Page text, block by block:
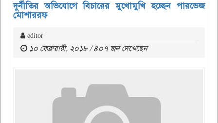
দুর্নীতির অভিযোগে বিচারের মুখোমুখি হচ্ছেন পারভেজ
মোশাররফ
editor
১০ ফেব্রুয়ারী, ২০১৮ / ৪০৭ জন দেখেছেন